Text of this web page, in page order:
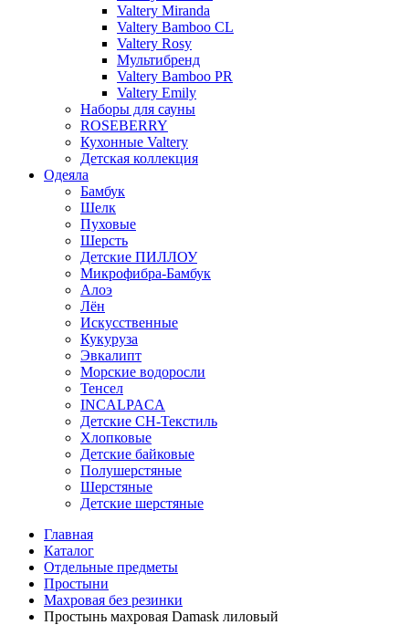
Valtery Miranda
Valtery Bamboo CL
Valtery Rosy
Мультибренд
Valtery Bamboo PR
Valtery Emily
Наборы для сауны
ROSEBERRY
Кухонные Valtery
Детская коллекция
Одеяла
Бамбук
Шелк
Пуховые
Шерсть
Детские ПИЛЛОУ
Микрофибра-Бамбук
Алоэ
Лён
Искусственные
Кукуруза
Эвкалипт
Морские водоросли
Тенсел
INCALPACA
Детские СН-Текстиль
Хлопковые
Детские байковые
Полушерстяные
Шерстяные
Детские шерстяные
Главная
Каталог
Отдельные предметы
Простыни
Махровая без резинки
Простынь махровая Damask лиловый